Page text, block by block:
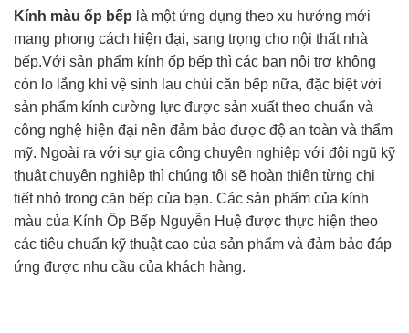
Kính màu ốp bếp là một ứng dụng theo xu hướng mới
mang phong cách hiện đại, sang trọng cho nội thất nhà
bếp.Với sản phẩm kính ốp bếp thì các bạn nội trợ không
còn lo lắng khi vệ sinh lau chùi căn bếp nữa, đặc biệt với
sản phẩm kính cường lực được sản xuất theo chuẩn và
công nghệ hiện đại nên đảm bảo được độ an toàn và thẩm
mỹ. Ngoài ra với sự gia công chuyên nghiệp với đội ngũ kỹ
thuật chuyên nghiệp thì chúng tôi sẽ hoàn thiện từng chi
tiết nhỏ trong căn bếp của bạn. Các sản phẩm của kính
màu của Kính Ốp Bếp Nguyễn Huệ được thực hiện theo
các tiêu chuẩn kỹ thuật cao của sản phẩm và đảm bảo đáp
ứng được nhu cầu của khách hàng.